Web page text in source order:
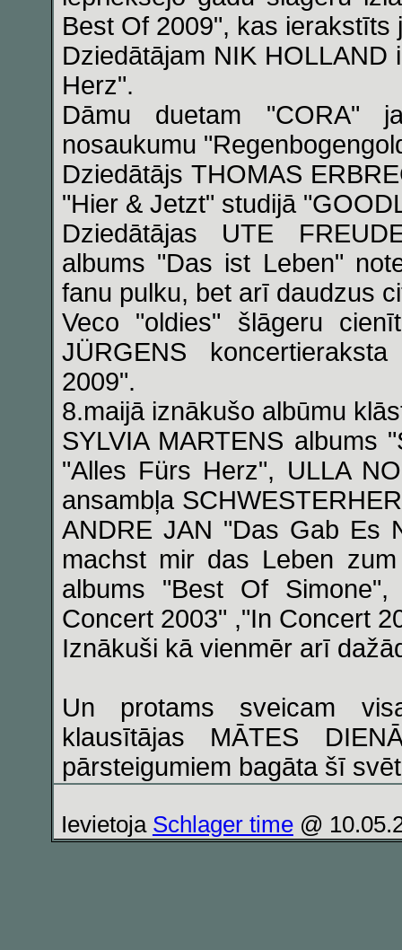
Best Of 2009", kas
Dziedātājam NIK
Herz".
Dāmu duetam "CORA"
nosaukumu
Dziedātājs THOMAS
"Hier & Jetzt" studijā
Dziedātājas UTE
albums "Das ist Leben"
fanu pulku, bet arī daudzus
Veco "oldies" šlāgeru
JÜRGENS
2009".
8.maijā iznākušo albūmu
SYLVIA MARTENS albums
"Alles Fürs Herz", ULLA
ansambļa
ANDRE JAN "Das Gab Es
machst mir das Leben
albums "Best Of
Concert 2003" ,"In Concert
Iznākuši kā vienmēr arī
Un protams sveicam
klausītājas MĀTES
pārsteigumiem bagāta šī
Ievietoja Schlager time@